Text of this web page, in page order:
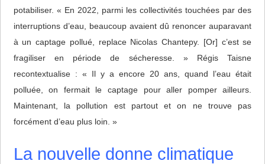
potabiliser. « En 2022, parmi les collectivités touchées par des
interruptions d’eau, beaucoup avaient dû renoncer auparavant
à un captage pollué, replace Nicolas Chantepy. [Or] c’est se
fragiliser en période de sécheresse. » Régis Taisne
recontextualise : « Il y a encore 20 ans, quand l’eau était
polluée, on fermait le captage pour aller pomper ailleurs.
Maintenant, la pollution est partout et on ne trouve pas
forcément d’eau plus loin. »
La nouvelle donne climatique